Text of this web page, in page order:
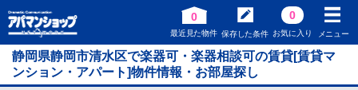
0
最近見た物件 保存した条件
0
お気に入り メニュー
静岡県静岡市清水区で楽器可・楽器相談可の賃貸[賃貸マ
ンション・アパート]物件情報・お部屋探し